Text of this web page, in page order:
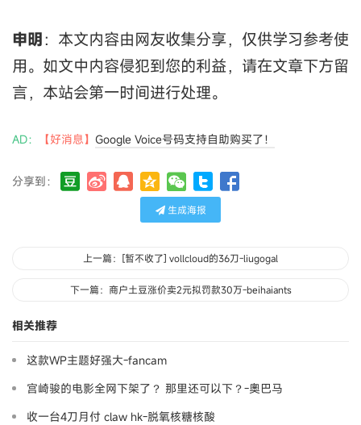
申明 ：本文内容由网友收集分享，仅供学习参考使
用。如文中内容侵犯到您的利益，请在文章下方留
言，本站会第一时间进行处理。
AD： 【好消息】 Google Voice号码支持自助购买了！
分享到：
生成海报
上一篇：[暂不收了] vollcloud的36刀-liugogal
下一篇：商户土豆涨价卖2元拟罚款30万-beihaiants
相关推荐
这款WP主题好强大-fancam
宫崎骏的电影全网下架了？ 那里还可以下？-奧巴马
收一台4刀月付 claw hk-脱氧核糖核酸